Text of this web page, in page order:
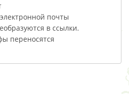
почты
в ссылки.
переносятся